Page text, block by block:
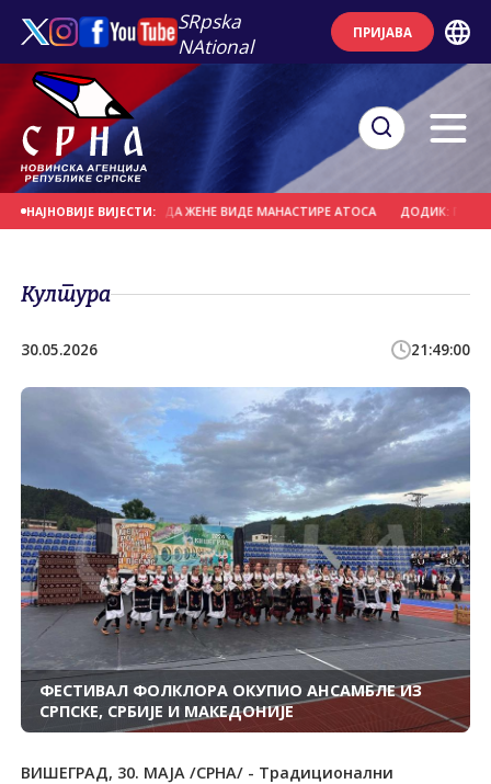
SRpska
NAtional
ПРИЈАВА
НАЈНОВИЈЕ ВИЈЕСТИ:
- ЈЕДИНИ НАЧИН ДА ЖЕНЕ ВИДЕ МАНАСТИРЕ АТОСА ДОДИК:
Култура
30.05.2026 21:49:00
ФЕСТИВАЛ ФОЛКЛОРА ОКУПИО АНСАМБЛЕ ИЗ
СРПСКЕ, СРБИЈЕ И МАКЕДОНИЈЕ
ВИШЕГРАД, 30. МАЈА /СРНА/ - Традиционални